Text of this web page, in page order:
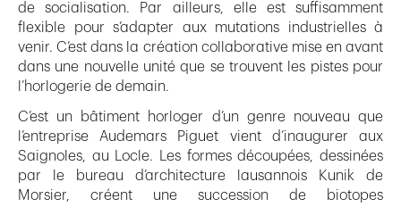
de socialisation. Par ailleurs, elle est suffisamment
flexible pour s’adapter aux mutations industrielles à
venir. C’est dans la création collaborative mise en avant
dans une nouvelle unité que se trouvent les pistes pour
l’horlogerie de demain.
C’est un bâtiment horloger d’un genre nouveau que
l’entreprise Audemars Piguet vient d’inaugurer aux
Saignoles, au Locle. Les formes découpées, dessinées
par le bureau d’architecture lausannois Kunik de
Morsier, créent une succession de biotopes